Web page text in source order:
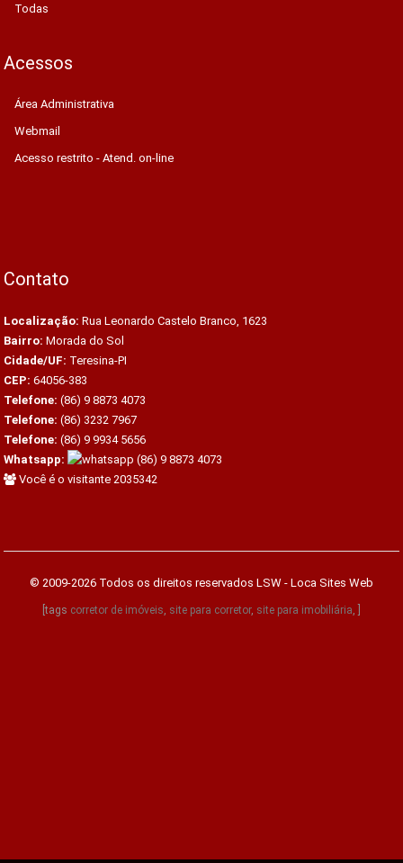
Todas
Acessos
Área Administrativa
Webmail
Acesso restrito - Atend. on-line
Contato
Localização: Rua Leonardo Castelo Branco, 1623
Bairro: Morada do Sol
Cidade/UF: Teresina-PI
CEP: 64056-383
Telefone: (86) 9 8873 4073
Telefone: (86) 3232 7967
Telefone: (86) 9 9934 5656
Whatsapp:
(86) 9 8873 4073
Você é o visitante 2035342
© 2009-2026 Todos os direitos reservados LSW - Loca Sites Web
[tags corretor de imóveis, site para corretor, site para imobiliária, ]